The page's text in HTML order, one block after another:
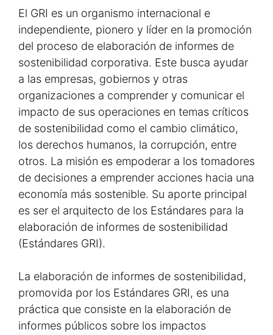
El GRI es un organismo internacional e
independiente, pionero y líder en la promoción
del proceso de elaboración de informes de
sostenibilidad corporativa. Este busca ayudar
a las empresas, gobiernos y otras
organizaciones a comprender y comunicar el
impacto de sus operaciones en temas críticos
de sostenibilidad como el cambio climático,
los derechos humanos, la corrupción, entre
otros. La misión es empoderar a los tomadores
de decisiones a emprender acciones hacia una
economía más sostenible. Su aporte principal
es ser el arquitecto de los Estándares para la
elaboración de informes de sostenibilidad
(Estándares GRI).
La elaboración de informes de sostenibilidad,
promovida por los Estándares GRI, es una
práctica que consiste en la elaboración de
informes públicos sobre los impactos